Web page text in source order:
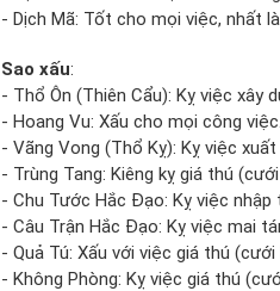
- Dịch Mã: Tốt cho mọi việc, nhất
Sao xấu:
- Thổ Ôn (Thiên Cẩu): Kỵ việc xây
- Hoang Vu: Xấu cho mọi công việc.
- Vãng Vong (Thổ Kỵ): Kỵ việc
- Trùng Tang: Kiêng kỵ giá thú
- Chu Tước Hắc Đạo: Kỵ việc nhập
- Câu Trận Hắc Đạo: Kỵ việc mai
- Quả Tú: Xấu với việc giá thú (cưới
- Không Phòng: Kỵ việc giá thú